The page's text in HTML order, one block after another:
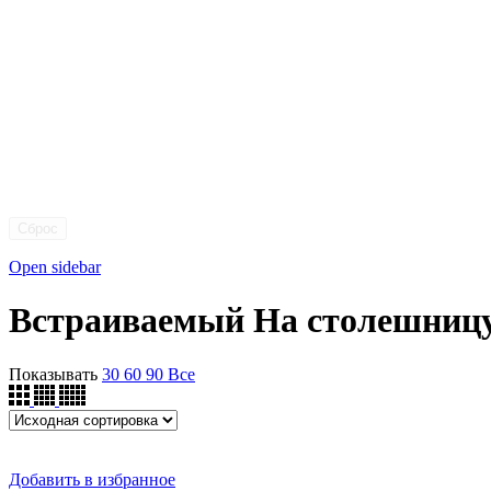
Open sidebar
Встраиваемый На
Показывать 30 60 90 Все
Добавить в избранное